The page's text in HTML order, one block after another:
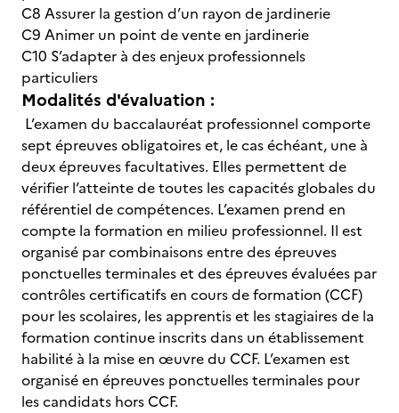
C8 Assurer la gestion d’un rayon de jardinerie
C9 Animer un point de vente en jardinerie
C10 S’adapter à des enjeux professionnels
particuliers
Modalités d'évaluation :
L’examen du baccalauréat professionnel comporte
sept épreuves obligatoires et, le cas échéant, une à
deux épreuves facultatives. Elles permettent de
vérifier l’atteinte de toutes les capacités globales du
référentiel de compétences. L’examen prend en
compte la formation en milieu professionnel. Il est
organisé par combinaisons entre des épreuves
ponctuelles terminales et des épreuves évaluées par
contrôles certificatifs en cours de formation (CCF)
pour les scolaires, les apprentis et les stagiaires de la
formation continue inscrits dans un établissement
habilité à la mise en œuvre du CCF. L’examen est
organisé en épreuves ponctuelles terminales pour
les candidats hors CCF.